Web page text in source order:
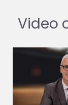
Video